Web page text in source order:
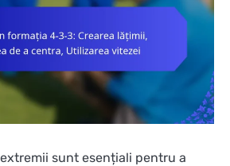
sunt esențiali pentru a